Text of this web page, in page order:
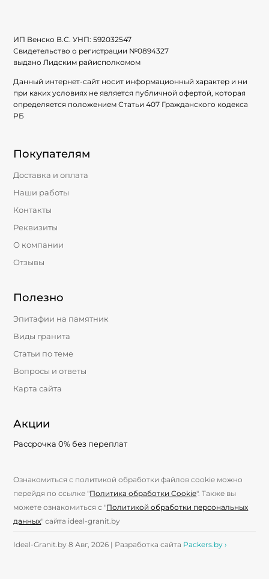
ИП Венско В.С. УНП:592032547
Свидетельство о регистрации №0894327
выдано Лидским райисполкомом
Данный интернет-сайт носит информационный характер и ни
при каких условиях не является публичной офертой, которая
определяется положением Статьи 407 Гражданского кодекса
РБ
Покупателям
Доставка и оплата
Наши работы
Контакты
Реквизиты
О компании
Отзывы
Полезно
Эпитафии на памятник
Виды гранита
Статьи по теме
Вопросы и ответы
Карта сайта
Акции
Рассрочка 0% без переплат
Ознакомиться с политикой обработки файлов cookie можно
перейдя по ссылке "Политика обработки Cookie". Также вы
можете ознакомиться с "Политикой обработки персональных
данных" сайта ideal-granit.by
Ideal-Granit.by 8 Авг, 2026 | Разработка сайта Packers.by ›